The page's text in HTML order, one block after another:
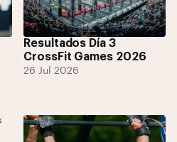
Resultados Día 3
CrossFit Games 2026
26 Jul 2026